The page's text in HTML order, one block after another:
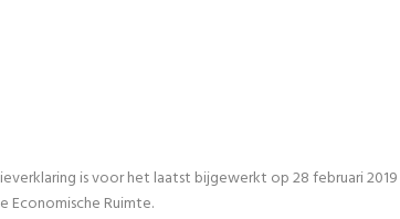
is voor het laatst bijgewerkt op 28 februari 2019
Economische Ruimte.